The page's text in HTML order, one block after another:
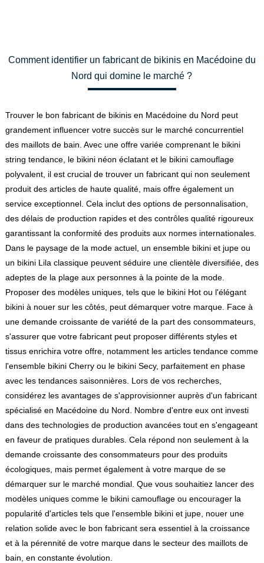
Comment identifier un fabricant de bikinis en Macédoine du
Nord qui domine le marché ?
Trouver le bon fabricant de bikinis en Macédoine du Nord peut
grandement influencer votre succès sur le marché concurrentiel
des maillots de bain. Avec une offre variée comprenant le bikini
string tendance, le bikini néon éclatant et le bikini camouflage
polyvalent, il est crucial de trouver un fabricant qui non seulement
produit des articles de haute qualité, mais offre également un
service exceptionnel. Cela inclut des options de personnalisation,
des délais de production rapides et des contrôles qualité rigoureux
garantissant la conformité des produits aux normes internationales.
Dans le paysage de la mode actuel, un ensemble bikini et jupe ou
un bikini Lila classique peuvent séduire une clientèle diversifiée, des
adeptes de la plage aux personnes à la pointe de la mode.
Proposer des modèles uniques, tels que le bikini Hot ou l'élégant
bikini à nouer sur les côtés, peut démarquer votre marque. Face à
une demande croissante de variété de la part des consommateurs,
s'assurer que votre fabricant peut proposer différents styles et
tissus enrichira votre offre, notamment les articles tendance comme
l'ensemble bikini Cherry ou le bikini Secy, parfaitement en phase
avec les tendances saisonnières. Lors de vos recherches,
considérez les avantages de s'approvisionner auprès d'un fabricant
spécialisé en Macédoine du Nord. Nombre d'entre eux ont investi
dans des technologies de production avancées tout en s'engageant
en faveur de pratiques durables. Cela répond non seulement à la
demande croissante des consommateurs pour des produits
écologiques, mais permet également à votre marque de se
démarquer sur le marché mondial. Que vous souhaitiez lancer des
modèles uniques comme le bikini camouflage ou encourager la
popularité d'articles tels que l'ensemble bikini et jupe, nouer une
relation solide avec le bon fabricant sera essentiel à la croissance
et à la pérennité de votre marque dans le secteur des maillots de
bain, en constante évolution.